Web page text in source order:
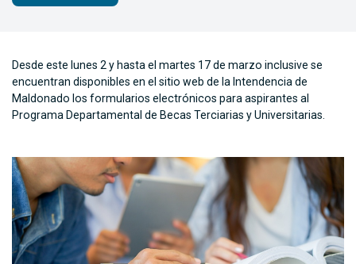
Desde este lunes 2 y hasta el martes 17 de marzo inclusive se
encuentran disponibles en el sitio web de la Intendencia de
Maldonado los formularios electrónicos para aspirantes al
Programa Departamental de Becas Terciarias y Universitarias.